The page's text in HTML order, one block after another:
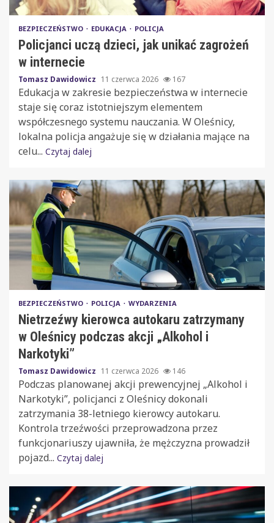
BEZPIECZEŃSTWO EDUKACJA POLICJA
Policjanci uczą dzieci, jak unikać zagrożeń
w internecie
Tomasz Dawidowicz 11 czerwca 2026 167
Edukacja w zakresie bezpieczeństwa w internecie
staje się coraz istotniejszym elementem
współczesnego systemu nauczania. W Oleśnicy,
lokalna policja angażuje się w działania mające na
celu... Czytaj dalej
BEZPIECZEŃSTWO POLICJA WYDARZENIA
Nietrzeźwy kierowca autokaru zatrzymany
w Oleśnicy podczas akcji „Alkohol i
Narkotyki”
Tomasz Dawidowicz 11 czerwca 2026 146
Podczas planowanej akcji prewencyjnej „Alkohol i
Narkotyki”, policjanci z Oleśnicy dokonali
zatrzymania 38-letniego kierowcy autokaru.
Kontrola trzeźwości przeprowadzona przez
funkcjonariuszy ujawniła, że mężczyzna prowadził
pojazd... Czytaj dalej